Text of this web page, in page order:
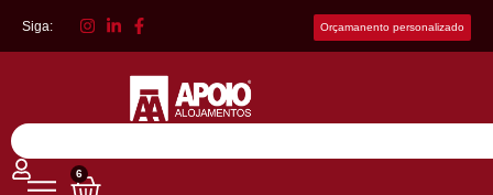
Siga: Orçamanento personalizado
6